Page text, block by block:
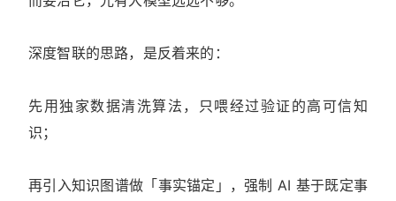
深度智联的思路，是反着来的：
先用独家数据清洗算法，只喂经过验证的高可信知
识；
再引入知识图谱做「事实锚定」，强制 AI 基于既定事